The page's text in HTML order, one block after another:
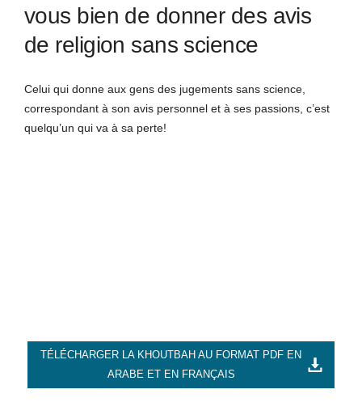
k
a
m
s
t
vous bien de donner des avis
de religion sans science
Celui qui donne aux gens des jugements sans science,
correspondant à son avis personnel et à ses passions, c’est
quelqu’un qui va à sa perte!
TÉLÉCHARGER LA KHOUTBAH AU FORMAT PDF EN
ARABE ET EN FRANÇAIS